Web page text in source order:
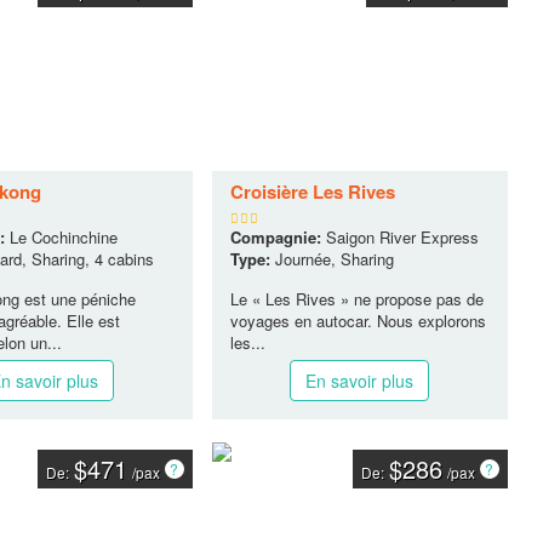
Le Cochinchine
Sharing, 4 cabins
est une péniche
Elle est
un...
savoir plus
Croisière Les Rives
Compagnie:Saigon River Express
Type:Journée, Sharing
Le « Les Rives » ne propose pas de
voyages en autocar. Nous explorons
les...
En savoir plus
De: $471 /pax De: $286 /pax